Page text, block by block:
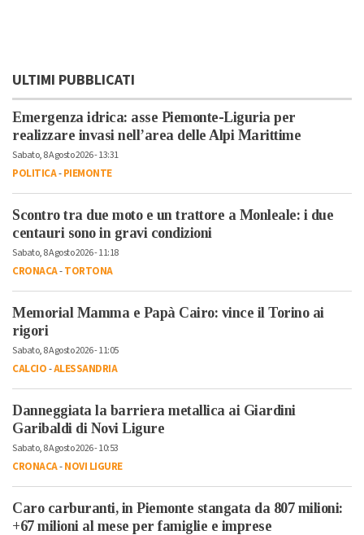
ULTIMI PUBBLICATI
Emergenza idrica: asse Piemonte-Liguria per
realizzare invasi nell’area delle Alpi Marittime
Sabato, 8 Agosto 2026 - 13:31
POLITICA-PIEMONTE
Scontro tra due moto e un trattore a Monleale: i due
centauri sono in gravi condizioni
Sabato, 8 Agosto 2026 - 11:18
CRONACA-TORTONA
Memorial Mamma e Papà Cairo: vince il Torino ai
rigori
Sabato, 8 Agosto 2026 - 11:05
CALCIO-ALESSANDRIA
Danneggiata la barriera metallica ai Giardini
Garibaldi di Novi Ligure
Sabato, 8 Agosto 2026 - 10:53
CRONACA-NOVI LIGURE
Caro carburanti, in Piemonte stangata da 807 milioni:
+67 milioni al mese per famiglie e imprese